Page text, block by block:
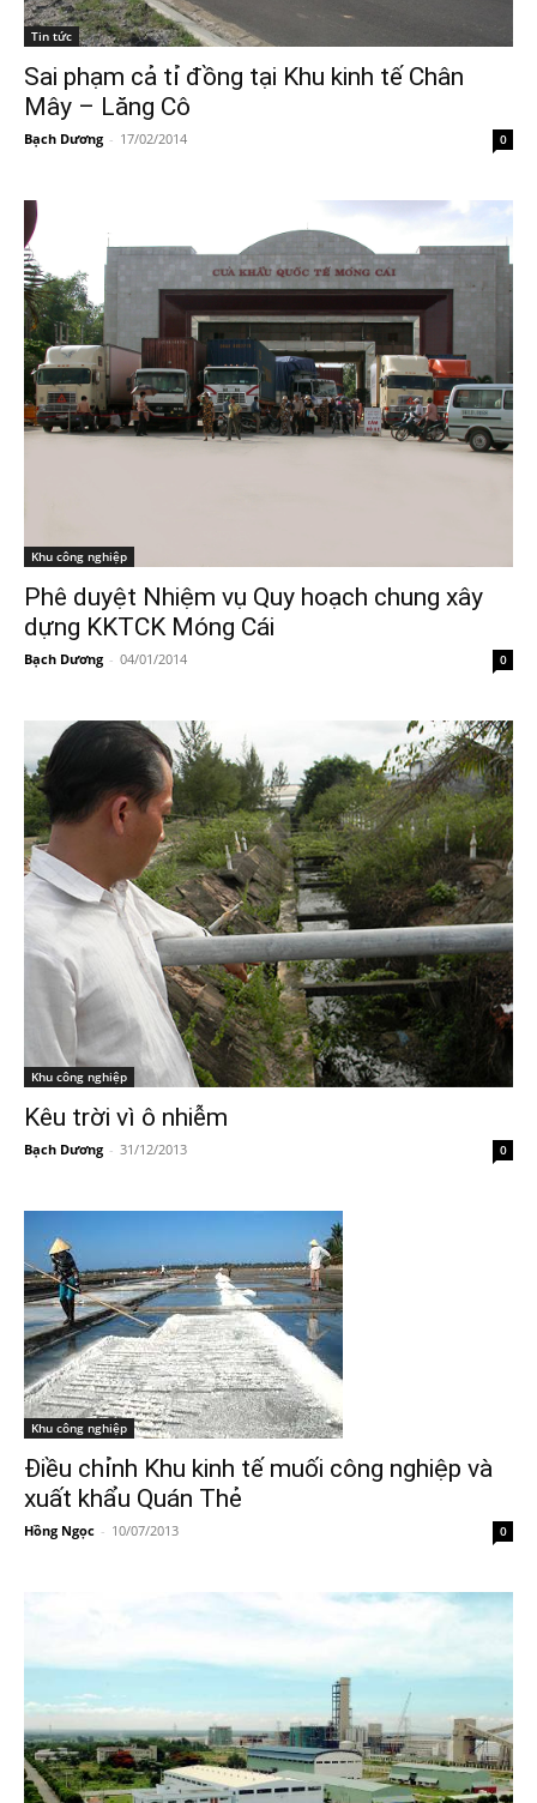
Tin tức
Sai phạm cả tỉ đồng tại Khu kinh tế Chân
Mây – Lăng Cô
Bạch Dương - 17/02/2014 0
Khu công nghiệp
Phê duyệt Nhiệm vụ Quy hoạch chung xây
dựng KKTCK Móng Cái
Bạch Dương - 04/01/2014 0
Khu công nghiệp
Kêu trời vì ô nhiễm
Bạch Dương - 31/12/2013 0
Khu công nghiệp
Điều chỉnh Khu kinh tế muối công nghiệp và
xuất khẩu Quán Thẻ
Hồng Ngọc - 10/07/2013 0